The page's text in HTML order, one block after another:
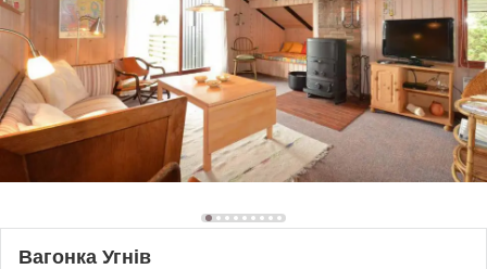
Вагонка Угнів